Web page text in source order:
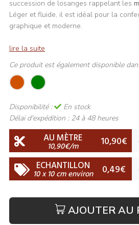
succession de losanges rappelant les
Léger et fluide, il est idéal pour la
graphique et moderne.
lire la suite
Ce produit est également disponible
Disponibilité :
En stock
Délai d'expédition : 24 à 48 heures
AU MÈTRE
10,90€/m 10,90€
ECHANTILLON
10 x 10 cm environ 0,49€
AJOUTER AU